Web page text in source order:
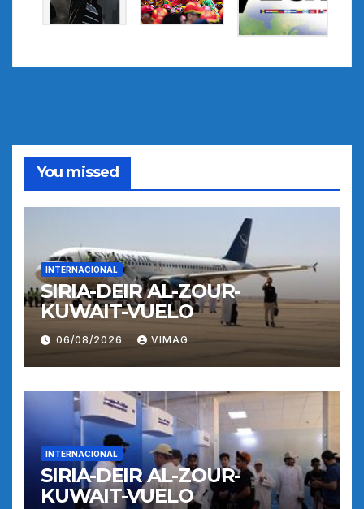
You missed
INTERNACIONAL
SIRIA-DEIR AL-ZOUR-
KUWAIT-VUELO
06/08/2026 VIMAG
INTERNACIONAL
SIRIA-DEIR AL-ZOUR-
KUWAIT-VUELO